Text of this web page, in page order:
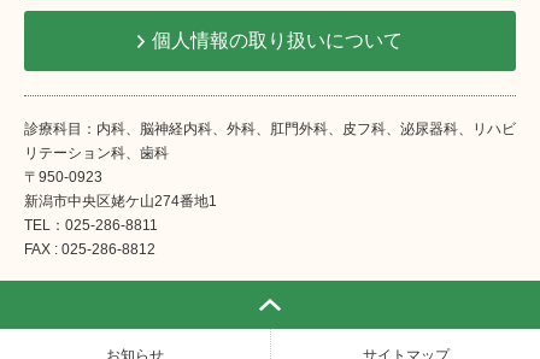
個人情報の取り扱いについて
診療科目：内科、脳神経内科、外科、肛門外科、皮フ科、泌尿器科、リハビ
リテーション科、歯科
〒950-0923
新潟市中央区姥ケ山274番地1
TEL：025-286-8811
FAX : 025-286-8812
お知らせ サイトマップ